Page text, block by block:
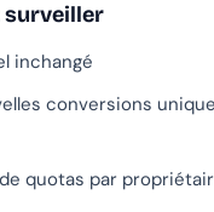
surveiller
inchangé
conversions
quotas par